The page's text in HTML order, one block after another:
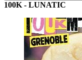
100K - LUNATIC